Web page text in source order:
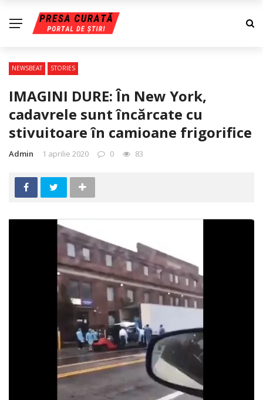
NEWSBEAT STORIES
IMAGINI DURE: În New York,
cadavrele sunt încărcate cu
stivuitoare în camioane frigorifice
Admin 1 aprilie 2020 0 83